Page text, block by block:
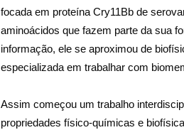
focada em proteína Cry11Bb de
aminoácidos que fazem parte da sua
informação, ele se aproximou de
especializada em trabalhar com
Assim começou um trabalho
propriedades físico-químicas e